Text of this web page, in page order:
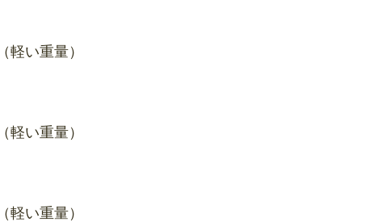
軽い重量）
軽い重量）
軽い重量）